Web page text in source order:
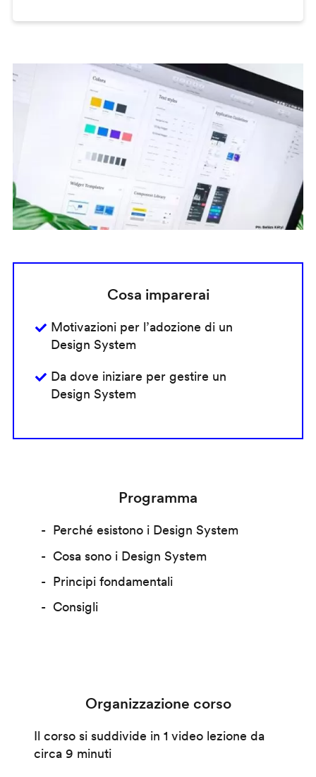
Cosa imparerai
Motivazioni per l’adozione di un
Design System
Da dove iniziare per gestire un
Design System
Programma
Perché esistono i Design System
Cosa sono i Design System
Principi fondamentali
Consigli
Organizzazione corso
Il corso si suddivide in 1 video lezione da
circa 9 minuti